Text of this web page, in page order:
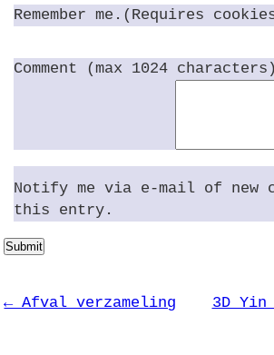
Remember me.(Requires
Comment (max 1024
Notify me via e-mail of new
this entry.
Submit
← Afval verzameling 3D Yin